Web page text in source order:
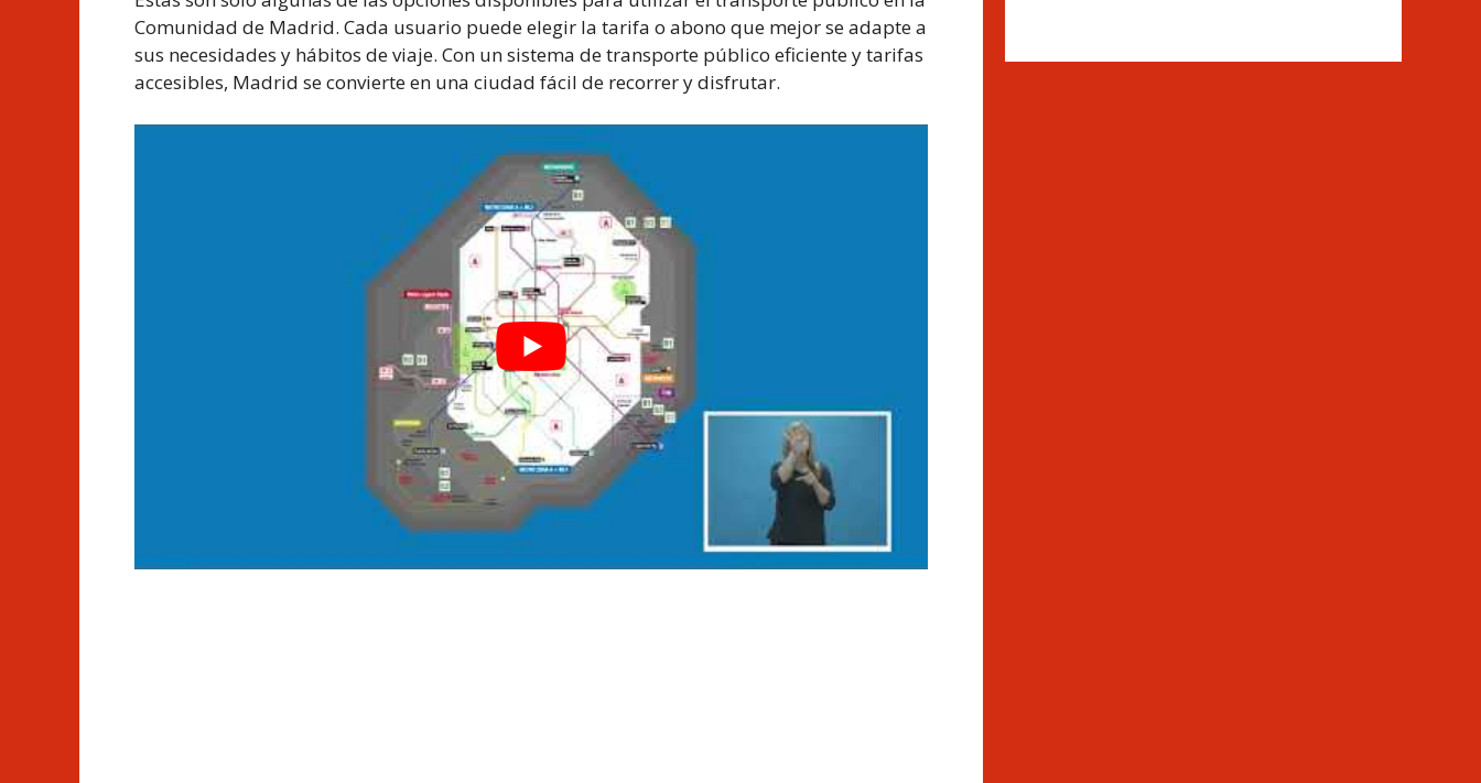
Comunidad de Madrid. Cada usuario puede elegir la tarifa o abono que mejor se adapte a
sus necesidades y hábitos de viaje. Con un sistema de transporte público eficiente y tarifas
accesibles, Madrid se convierte en una ciudad fácil de recorrer y disfrutar.